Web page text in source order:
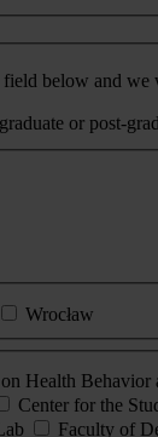
field below and
or post-
Wrocław
Health Behavior
Center for the
Faculty of